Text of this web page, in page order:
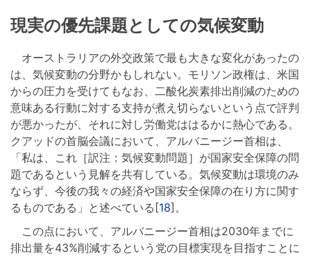
現実の優先課題としての気候変動
オーストラリアの外交政策で最も大きな変化があったの
は、気候変動の分野かもしれない。モリソン政権は、米国
からの圧力を受けてもなお、二酸化炭素排出削減のための
意味ある行動に対する支持が煮え切らないという点で評判
が悪かったが、それに対し労働党ははるかに熱心である。
クアッドの首脳会議において、アルバニージー首相は、
「私は、これ［訳注：気候変動問題］が国家安全保障の問
題であるという見解を共有している。気候変動は環境のみ
ならず、今後の我々の経済や国家安全保障の在り方に関す
るものである」と述べている[18]。
この点において、アルバニージー首相は2030年までに
排出量を43%削減するという党の目標実現を目指すことに